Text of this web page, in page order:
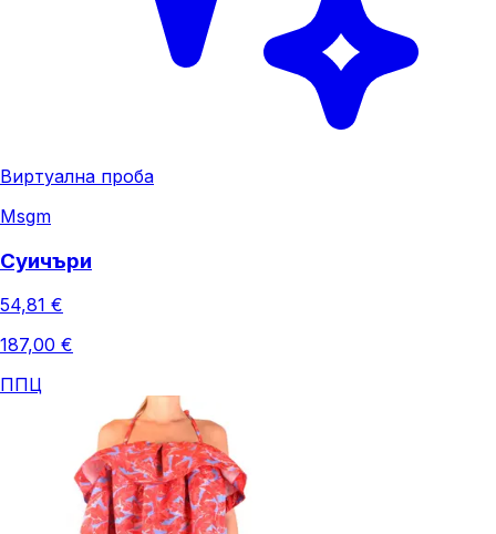
Виртуална проба
Msgm
Суичъри
54,81 €
187,00 €
ППЦ